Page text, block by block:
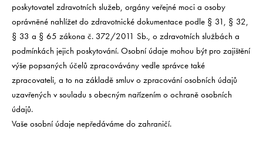
poskytovatel zdravotních služeb, orgány veřejné moci a osoby
oprávněné nahlížet do zdravotnické dokumentace podle § 31, § 32,
§ 33 a § 65 zákona č. 372/2011 Sb., o zdravotních službách a
podmínkách jejich poskytování. Osobní údaje mohou být pro zajištění
výše popsaných účelů zpracovávány vedle správce také
zpracovateli, a to na základě smluv o zpracování osobních údajů
uzavřených v souladu s obecným nařízením o ochraně osobních
údajů.
Vaše osobní údaje nepředáváme do zahraničí.